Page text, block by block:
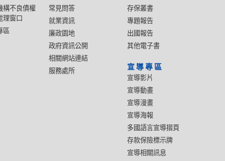
構不良債權
理窗口
區
常見問答
就業資訊
廉政園地
政府資訊公開
相關網站連結
服務處所
存保叢書
專題報告
出國報告
其他電子書
宣導專區
宣導影片
宣導動畫
宣導漫畫
宣導海報
多國語言宣導摺頁
存款保險標示牌
宣導相關訊息